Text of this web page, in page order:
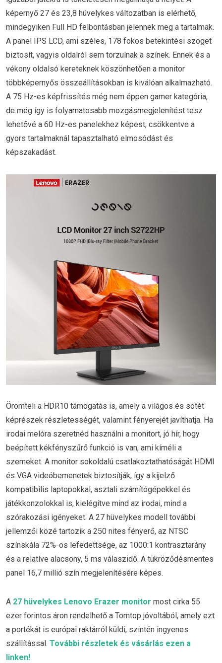
képernyő 27 és 23,8 hüvelykes változatban is elérhető,
mindegyiken Full HD felbontásban jelennek meg a tartalmak.
A panel IPS LCD, ami széles, 178 fokos betekintési szöget
biztosít, vagyis oldalról sem torzulnak a színek. Ennek és a
vékony oldalsó kereteknek köszönhetően a monitor
többképernyős összeállításokban is kiválóan alkalmazható.
A 75 Hz-es képfrissítés még nem éppen gamer kategória,
de még így is folyamatosabb mozgásmegjelenítést tesz
lehetővé a 60 Hz-es panelekhez képest, csökkentve a
gyors tartalmaknál tapasztalható elmosódást és
képszakadást.
Örömteli a HDR10 támogatás is, amely a világos és sötét
képrészek részletességét, valamint fényerejét javíthatja. Ha
irodai melóra szeretnéd használni a monitort, jó hír, hogy
beépített kékfényszűrő funkció is van, ami kíméli a
szemeket. A monitor sokoldalú csatlakoztathatóságát HDMI
és VGA videóbemenetek biztosítják, így a kijelző
kompatibilis laptopokkal, asztali számítógépekkel és
játékkonzolokkal is, kielégítve mind az irodai, mind a
szórakozási igényeket. A 27 hüvelykes modell további
jellemzői közé tartozik a 250 nites fényerő, az NTSC
színskála 72%-os lefedettsége, az 1000:1 kontrasztarány
és a relatíve alacsony, 5 ms válaszidő. A tükröződésmentes
panel 16,7 millió szín megjelenítésére képes.
A 27 hüvelykes Lenovo Erazer monitor most cirka 55
ezer forintos áron rendelhető a Tomtop jóvoltából, amely ezt
a portékát is európai raktárról küldi, szintén ingyenes
szállítással. További részletek és vásárlás ezen a
linken!